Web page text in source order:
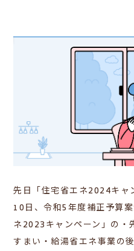
先日「住宅省エネ2024キ
10日、令和5年度補正予算
ネ2023キャンペーン」の・
すまい・給湯省エネ事業の